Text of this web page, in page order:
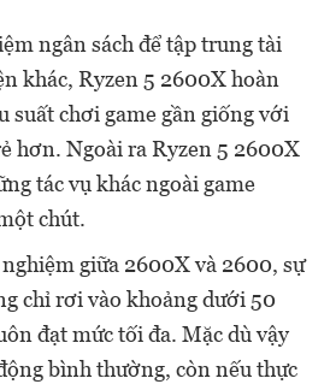
ngân sách để tập trung tài
khác, Ryzen 5 2600X hoàn
suất chơi game gần giống với
hơn. Ngoài ra Ryzen 5 2600X
tác vụ khác ngoài game
chút.
giữa 2600X và 2600, sự
chỉ rơi vào khoảng dưới 50
đạt mức tối đa. Mặc dù vậy
bình thường, còn nếu thực